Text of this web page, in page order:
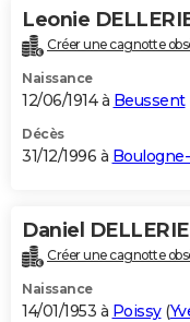
Leonie
Créer une cagnotte
Naissance
12/06/1914 à Beussent
Décès
31/12/1996 à
Daniel DELLERIE
Créer une cagnotte
Naissance
14/01/1953 à Poissy(